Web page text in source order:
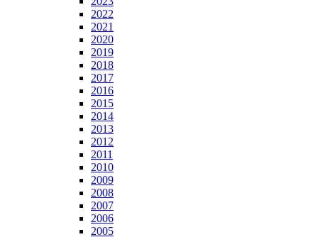
2022
2021
2020
2019
2018
2017
2016
2015
2014
2013
2012
2011
2010
2009
2008
2007
2006
2005